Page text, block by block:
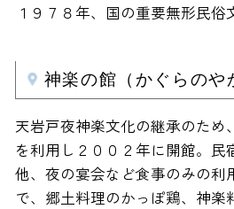
１９７８年、国の重要無形民俗
神楽の館（かぐらのや
天岩戸夜神楽文化の継承のため
を利用し２００２年に開館。民
他、夜の宴会など食事のみの利
で、郷土料理のかっぽ鶏、神楽